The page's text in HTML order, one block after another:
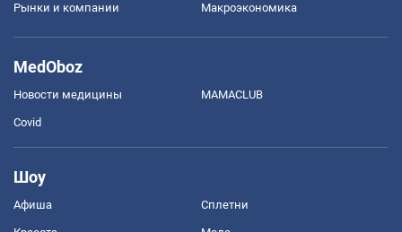
Рынки и компании Mакроэкономика
MedOboz
Новости медицины MAMACLUB
Covid
Шоу
Афиша Сплетни